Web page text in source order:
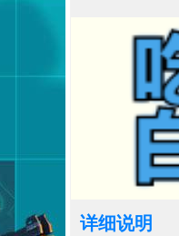
详细说明